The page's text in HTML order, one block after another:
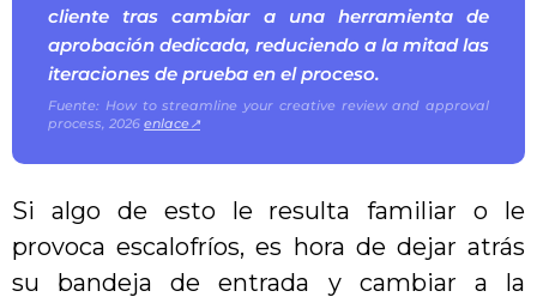
cliente tras cambiar a una herramienta de
aprobación dedicada, reduciendo a la mitad las
iteraciones de prueba en el proceso.
Fuente: How to streamline your creative review and approval
process, 2026 enlace↗
Si algo de esto le resulta familiar o le
provoca escalofríos, es hora de dejar atrás
su bandeja de entrada y cambiar a la